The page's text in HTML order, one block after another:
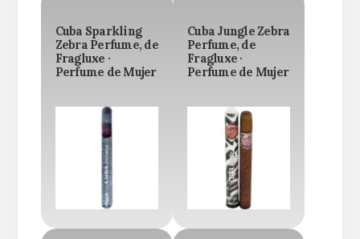
Cuba Sparkling
Zebra Perfume, de
Fragluxe ·
Perfume de Mujer
Cuba Jungle Zebra
Perfume, de
Fragluxe ·
Perfume de Mujer